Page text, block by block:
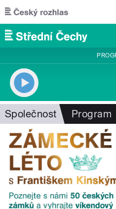
Přejít k hlavnímu obsahu
Společnost Program